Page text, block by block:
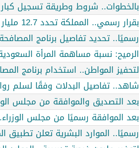
بالخطوات.. شروط وطريقة تسجيل
بقرار رسمي.. المملكة تحدد 12.7 مليار ريال مخصصات لبرنامج المصافحة الذهبية
رسميًا.. تحديد تفاصيل برنامج
الرميح: نسبة مساهمة المرأة
لتحفيز المواطن.. استخدام برنامج
شاهد.. تفاصيل البدلات وفقًا لسلم
بعد التصديق والموافقة من مجلس
بعد الموافقة رسميًا من مجلس
رسميًا.. الموارد البشرية تعلن تطبيق